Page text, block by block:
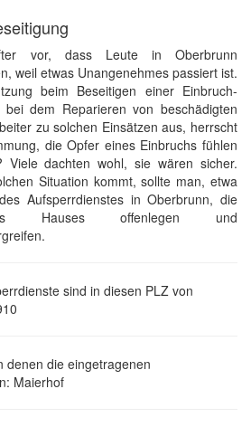
vor, dass Leute in Oberbrunn
weil etwas Unangenehmes passiert ist.
beim Beseitigen einer Einbruch-
dem Reparieren von beschädigten
zu solchen Einsätzen aus, herrscht
die Opfer eines Einbruchs fühlen
Viele dachten wohl, sie wären sicher.
Situation kommt, sollte man, etwa
Aufsperrdienstes in Oberbrunn, die
Hauses offenlegen und
sind in diesen PLZ von
denen die eingetragenen
Maierhof